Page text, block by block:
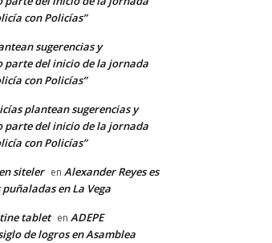
con Policías”
sugerencias y
parte del inicio de la jornada
con Policías”
plantean sugerencias y
parte del inicio de la jornada
con Policías”
siteler en Alexander Reyes es
en La Vega
tablet en ADEPE
de logros en Asamblea